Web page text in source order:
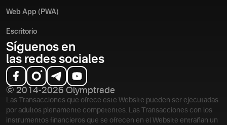
Web App (PWA)
Escritorio
Síguenos en
las redes sociales
© 2014-2026 Olymptrade
Las Transacciones que ofrece este Website pueden ser ejecutadas
por adultos plenamente competentes. Las Transacciones con los
instrumentos financieros que se ofrecen en el Website entrañan un